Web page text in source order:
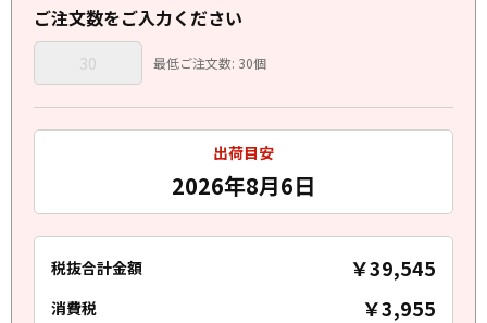
ご注文数をご入力ください
最低ご注文数: 30個
出荷目安
2026年8月6日
税抜合計金額 ￥39,545
消費税 ￥3,955